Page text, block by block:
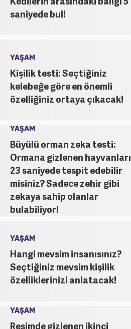
saniyede bul!
YAŞAM
Kişilik testi: Seçtiğiniz
kelebeğe göre en önemli
özelliğiniz ortaya çıkacak!
YAŞAM
Büyülü orman zeka testi:
Ormana gizlenen hayvanları
23 saniyede tespit edebilir
misiniz? Sadece zehir gibi
zekaya sahip olanlar
bulabiliyor!
YAŞAM
Hangi mevsim insanısınız?
Seçtiğiniz mevsim kişilik
özelliklerinizi anlatacak!
YAŞAM
Resimde gizlenen ikinci